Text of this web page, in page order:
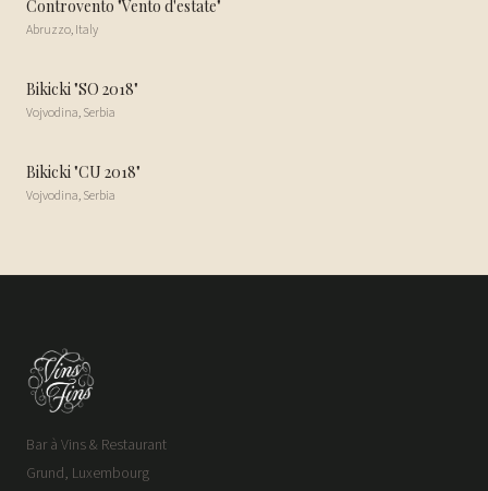
Controvento "Vento d'estate"
Abruzzo,Italy
Bikicki "SO 2018"
Vojvodina,Serbia
Bikicki "CU 2018"
Vojvodina,Serbia
Bar à Vins & Restaurant
Grund, Luxembourg